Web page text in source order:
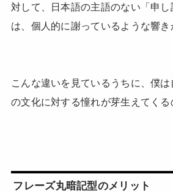
対して、日本語の主語のない「申
は、個人的に謝っているような響き
こんな違いを見ているうちに、僕
の文化に対する憧れが芽生えてくる
フレーズ丸暗記型のメリット